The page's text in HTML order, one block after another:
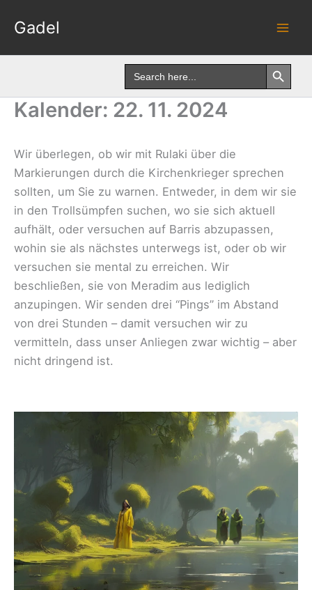
Gadel
Search
for:
Search Button
Kalender: 22. 11. 2024
Wir überlegen, ob wir mit Rulaki über die
Markierungen durch die Kirchenkrieger sprechen
sollten, um Sie zu warnen. Entweder, in dem wir sie
in den Trollsümpfen suchen, wo sie sich aktuell
aufhält, oder versuchen auf Barris abzupassen,
wohin sie als nächstes unterwegs ist, oder ob wir
versuchen sie mental zu erreichen. Wir
beschließen, sie von Meradim aus lediglich
anzupingen. Wir senden drei “Pings” im Abstand
von drei Stunden – damit versuchen wir zu
vermitteln, dass unser Anliegen zwar wichtig – aber
nicht dringend ist.